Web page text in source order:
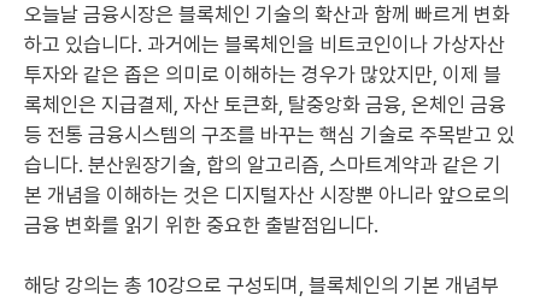
오늘날 금융시장은 블록체인 기술의 확산과 함께 빠르게 변화
하고 있습니다. 과거에는 블록체인을 비트코인이나 가상자산
투자와 같은 좁은 의미로 이해하는 경우가 많았지만, 이제 블
록체인은 지급결제, 자산 토큰화, 탈중앙화 금융, 온체인 금융
등 전통 금융시스템의 구조를 바꾸는 핵심 기술로 주목받고 있
습니다. 분산원장기술, 합의 알고리즘, 스마트계약과 같은 기
본 개념을 이해하는 것은 디지털자산 시장뿐 아니라 앞으로의
금융 변화를 읽기 위한 중요한 출발점입니다.
해당 강의는 총 10강으로 구성되며, 블록체인의 기본 개념부